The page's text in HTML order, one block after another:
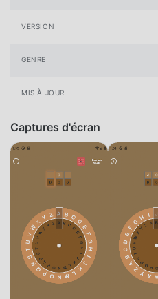
VERSION
GENRE
MIS À JOUR
Captures d'écran